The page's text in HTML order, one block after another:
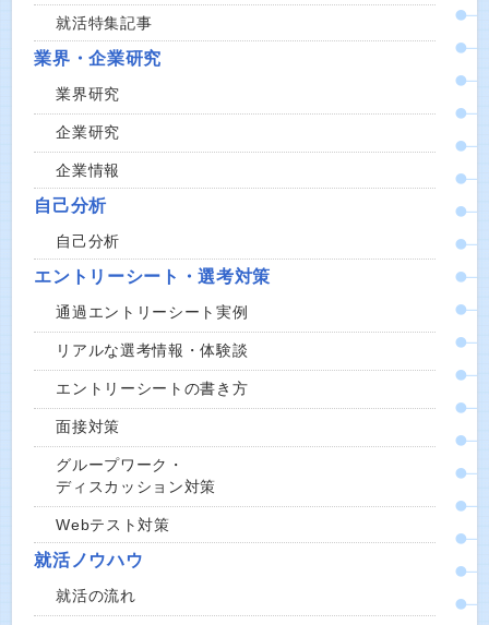
就活特集記事
業界・企業研究
業界研究
企業研究
企業情報
自己分析
自己分析
エントリーシート・選考対策
通過エントリーシート実例
リアルな選考情報・体験談
エントリーシートの書き方
面接対策
グループワーク・
ディスカッション対策
Webテスト対策
就活ノウハウ
就活の流れ